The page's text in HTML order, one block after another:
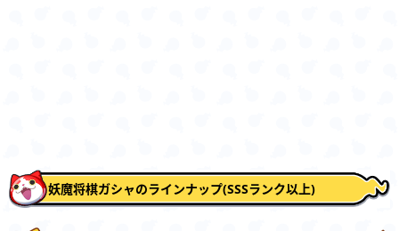
妖魔将棋ガシャのラインナップ(SSSランク以上)